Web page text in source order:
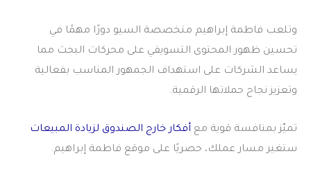
وتلعب فاطمة إبراهيم متخصصة السيو دورًا مهمًا في
تحسين ظهور المحتوى التسويقي على محركات البحث مما
يساعد الشركات على استهداف الجمهور المناسب بفعالية
وتعزيز نجاح حملاتها الرقمية.
تميّز بمنافسة قوية مع أفكار خارج الصندوق لزيادة المبيعات
ستغير مسار عملك، حصريًا على موقع فاطمة إبراهيم.